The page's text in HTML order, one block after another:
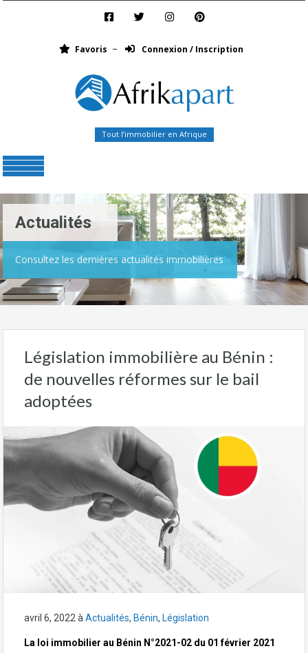
Favoris Connexion / Inscription
Tout l’immobilier en Afrique
Actualités
Consultez les dernières actualités immobilières
Législation immobilière au Bénin :
de nouvelles réformes sur le bail
adoptées
avril 6, 2022àActualités, Bénin, Législation
La loi immobilier au Bénin N°2021-02 du 01 février 2021